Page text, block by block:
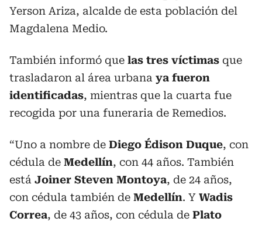
Yerson Ariza, alcalde de esta población del
Magdalena Medio.
También informó que las tres víctimas que
trasladaron al área urbana ya fueron
identificadas, mientras que la cuarta fue
recogida por una funeraria de Remedios.
“Uno a nombre de Diego Édison Duque, con
cédula de Medellín, con 44 años. También
está Joiner Steven Montoya, de 24 años,
con cédula también de Medellín. Y Wadis
Correa, de 43 años, con cédula de Plato